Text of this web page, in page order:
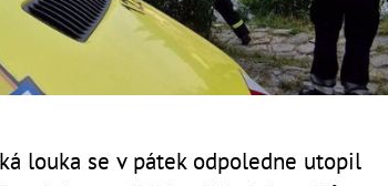
louka se v pátek odpoledne utopil